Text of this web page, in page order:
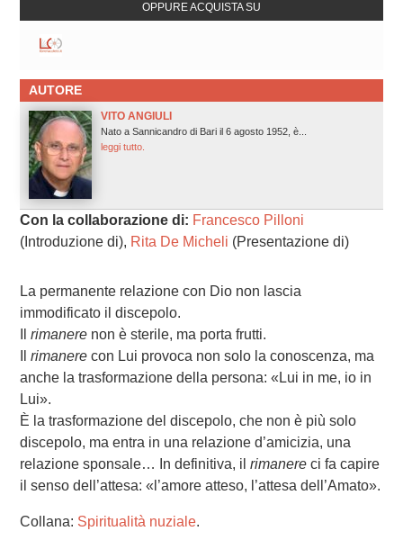
OPPURE ACQUISTA SU
AUTORE
VITO ANGIULI
Nato a Sannicandro di Bari il 6 agosto 1952, è...
leggi tutto.
Con la collaborazione di: Francesco Pilloni
(Introduzione di), Rita De Micheli (Presentazione di)
La permanente relazione con Dio non lascia
immodificato il discepolo.
rimanerenon è sterile, ma porta frutti.
rimanerecon Lui provoca non solo la conoscenza, ma
anche la trasformazione della persona: «Lui in me, io in
Lui».
È la trasformazione del discepolo, che non è più solo
discepolo, ma entra in una relazione d’amicizia, una
relazione sponsale… In definitiva, il rimanereci fa capire
il senso dell’attesa: «l’amore atteso, l’attesa dell’Amato».
Collana: Spiritualità nuziale.